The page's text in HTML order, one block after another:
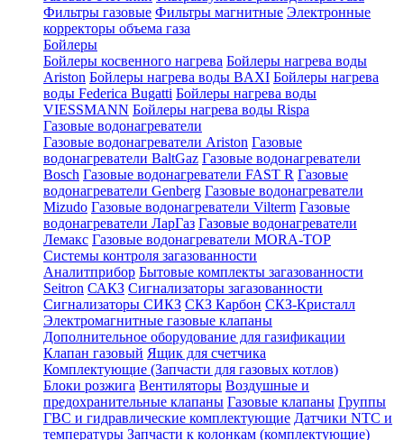
Фильтры газовые Фильтры магнитные Электронные
корректоры объема газа
Бойлеры
Бойлеры косвенного нагрева Бойлеры нагрева воды
Ariston Бойлеры нагрева воды BAXI Бойлеры нагрева
воды Federica Bugatti Бойлеры нагрева воды
VIESSMANN Бойлеры нагрева воды Rispa
Газовые водонагреватели
Газовые водонагреватели Ariston Газовые
водонагреватели BaltGaz Газовые водонагреватели
Bosch Газовые водонагреватели FAST R Газовые
водонагреватели Genberg Газовые водонагреватели
Mizudo Газовые водонагреватели Vilterm Газовые
водонагреватели ЛарГаз Газовые водонагреватели
Лемакс Газовые водонагреватели MORA-TOP
Системы контроля загазованности
Аналитприбор Бытовые комплекты загазованности
Seitron САКЗ Сигнализаторы загазованности
Сигнализаторы СИКЗ СКЗ Карбон СКЗ-Кристалл
Электромагнитные газовые клапаны
Дополнительное оборудование для газификации
Клапан газовый Ящик для счетчика
Комплектующие (Запчасти для газовых котлов)
Блоки розжига Вентиляторы Воздушные и
предохранительные клапаны Газовые клапаны Группы
ГВС и гидравлические комплектующие Датчики NTC и
температуры Запчасти к колонкам (комплектующие)